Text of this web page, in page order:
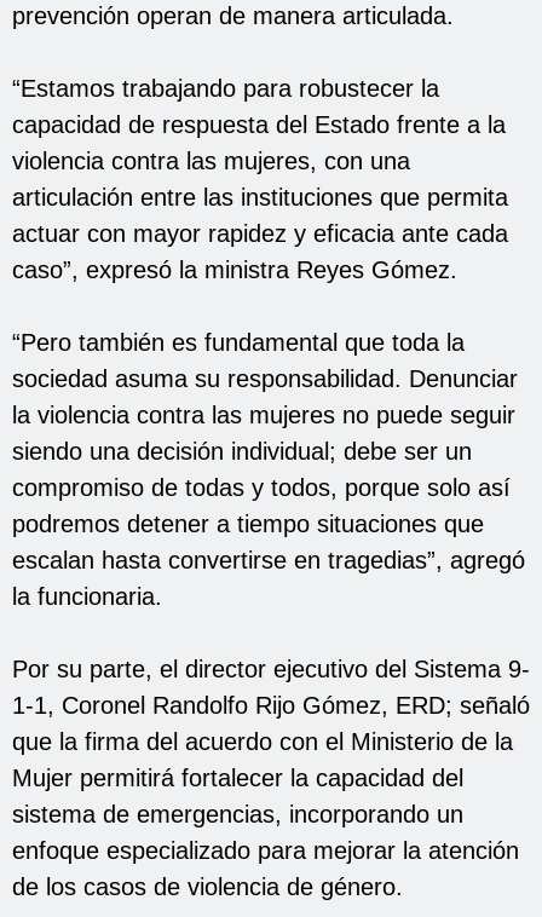
prevención operan de manera articulada.
“Estamos trabajando para robustecer la
capacidad de respuesta del Estado frente a la
violencia contra las mujeres, con una
articulación entre las instituciones que permita
actuar con mayor rapidez y eficacia ante cada
caso”, expresó la ministra Reyes Gómez.
“Pero también es fundamental que toda la
sociedad asuma su responsabilidad. Denunciar
la violencia contra las mujeres no puede seguir
siendo una decisión individual; debe ser un
compromiso de todas y todos, porque solo así
podremos detener a tiempo situaciones que
escalan hasta convertirse en tragedias”, agregó
la funcionaria.
Por su parte, el director ejecutivo del Sistema 9-
1-1, Coronel Randolfo Rijo Gómez, ERD; señaló
que la firma del acuerdo con el Ministerio de la
Mujer permitirá fortalecer la capacidad del
sistema de emergencias, incorporando un
enfoque especializado para mejorar la atención
de los casos de violencia de género.